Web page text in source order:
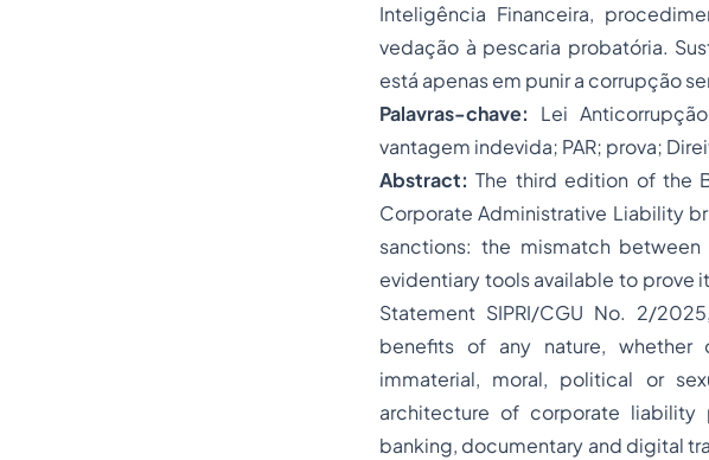
Inteligência Financeira,
vedação à pescaria probatória.
está apenas em punir a corrupção
Palavras-chave: Lei
vantagem indevida; PAR; prova;
Abstract: The third edition of the
Corporate Administrative Liability
sanctions: the mismatch
evidentiary tools available to prove
Statement SIPRI/CGU No. 2/
benefits of any nature, whether
immaterial, moral, political or
architecture of corporate liability
banking, documentary and digital